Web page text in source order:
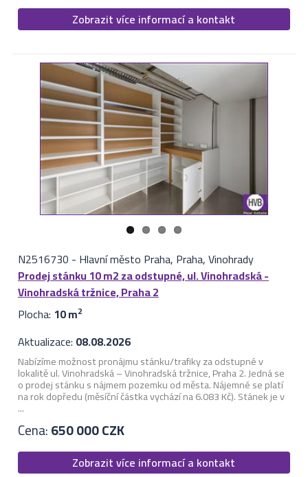
Zobrazit více informací a kontakt
N2516730 - Hlavní město Praha, Praha, Vinohrady
Prodej stánku 10 m2 za odstupné, ul. Vinohradská -
Vinohradská tržnice, Praha 2
Plocha: 10 m2
Aktualizace: 08.08.2026
Nabízíme možnost pronájmu stánku/trafiky za odstupné v
lokalitě ul. Vinohradská – Vinohradská tržnice, Praha 2. Jedná se
o prodej stánku s nájmem pozemku od města. Nájemné se platí
na rok dopředu (měsíční částka vychází na 6.083 Kč). Stánek je v
...
Cena:650 000 CZK
Zobrazit více informací a kontakt